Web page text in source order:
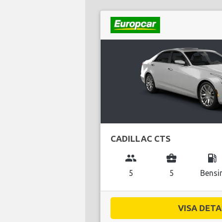
CADILLAC CTS
group
5
business_center
5
local_gas_station
VISA